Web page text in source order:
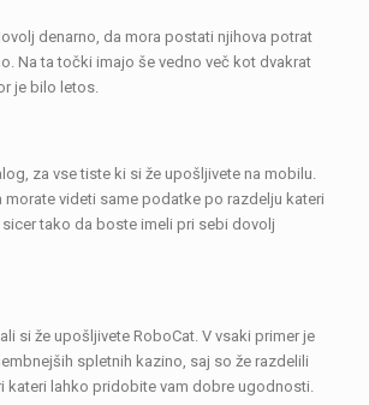
denarno, da mora postati njihova potrat
Na ta točki imajo še vedno več kot dvakrat
je bilo letos.
za vse tiste ki si že upošljivete na mobilu.
morate videti same podatke po razdelju kateri
sicer tako da boste imeli pri sebi dovolj
si že upošljivete RoboCat. V vsaki primer je
spletnih kazino, saj so že razdelili
kateri lahko pridobite vam dobre ugodnosti.